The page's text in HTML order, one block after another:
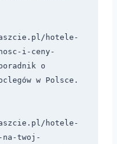
hotele-
i-ceny-
o
w Polsce.
hotele-
na-twoj-